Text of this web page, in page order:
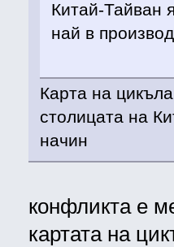
Китай-Тайван
най в
Карта на
столицата на
начин
конфликта е
картата на